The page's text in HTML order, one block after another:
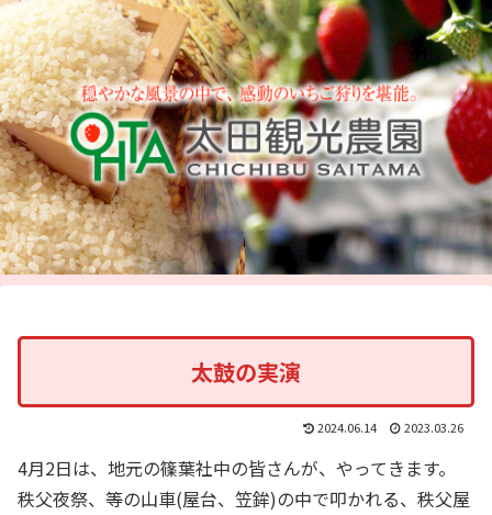
太鼓の実演
2024.06.14 2023.03.26
4月2日は、地元の篠葉社中の皆さんが、やってきます。
秩父夜祭、等の山車(屋台、笠鉾)の中で叩かれる、秩父屋